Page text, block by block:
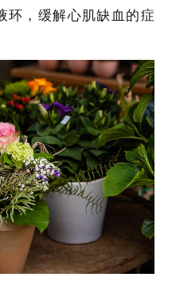
环，缓解心肌缺血的症